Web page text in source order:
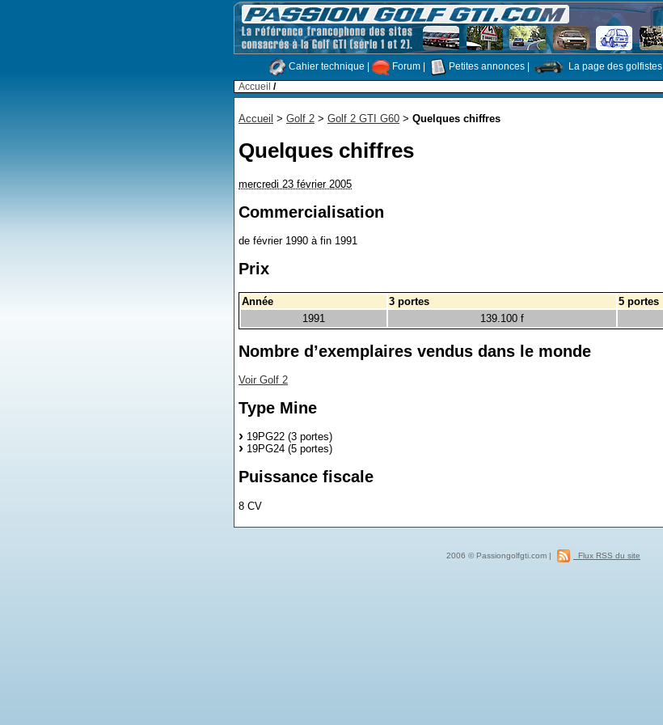
Cahier technique Forum Petites annonces La page des golfistes
Accueil /
Accueil > Golf 2 > Golf 2 GTI G60 > Quelques chiffres
Quelques chiffres
mercredi 23 février 2005
Commercialisation
de février 1990 à fin 1991
Prix
Année 3 portes
5 portes
1991
139.100 f
Nombre d’exemplaires vendus dans le monde
Voir Golf 2
Type Mine
19PG22 (3 portes)
19PG24 (5 portes)
Puissance fiscale
8 CV
2006 © Passiongolfgti.com | Flux RSS du site